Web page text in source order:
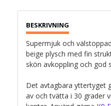
Supermjuk och
beige plysch med fin
skön avkoppling och god
Det avtagbara yttertyget
av och tvätta i 30 grader